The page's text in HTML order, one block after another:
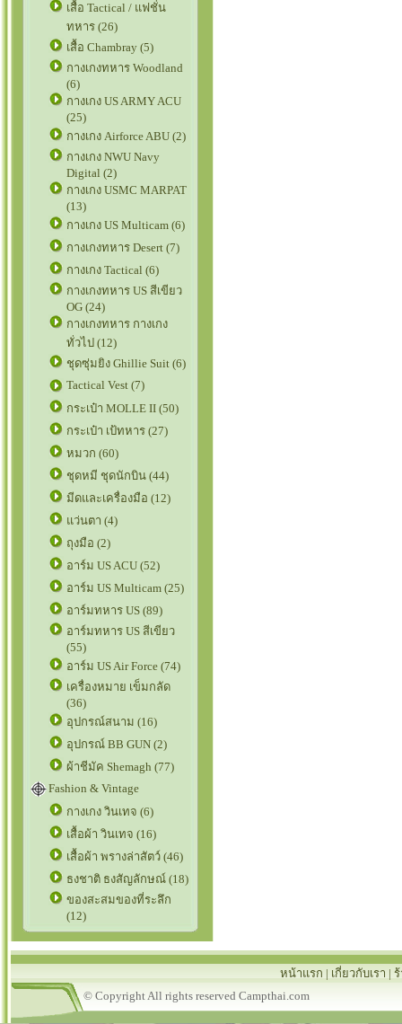
เสื้อ Tactical / แฟชั่น
ทหาร (26)
เสื้อ Chambray (5)
กางเกงทหาร Woodland
(6)
กางเกง US ARMY ACU
(25)
กางเกง Airforce ABU (2)
กางเกง NWU Navy
Digital (2)
กางเกง USMC MARPAT
(13)
กางเกง US Multicam (6)
กางเกงทหาร Desert (7)
กางเกง Tactical (6)
กางเกงทหาร US สีเขียว
OG (24)
กางเกงทหาร กางเกง
ทั่วไป (12)
ชุดซุ่มยิง Ghillie Suit (6)
Tactical Vest (7)
กระเป๋า MOLLE II (50)
กระเป๋า เป้ทหาร (27)
หมวก (60)
ชุดหมี ชุดนักบิน (44)
มีดและเครื่องมือ (12)
แว่นตา (4)
ถุงมือ (2)
อาร์ม US ACU (52)
อาร์ม US Multicam (25)
อาร์มทหาร US (89)
อาร์มทหาร US สีเขียว
(55)
อาร์ม US Air Force (74)
เครื่องหมาย เข็มกลัด
(36)
อุปกรณ์สนาม (16)
อุปกรณ์ BB GUN (2)
ผ้าชีมัค Shemagh (77)
Fashion & Vintage
กางเกง วินเทจ (6)
เสื้อผ้า วินเทจ (16)
เสื้อผ้า พรางล่าสัตว์ (46)
ธงชาติ ธงสัญลักษณ์ (18)
ของสะสมของที่ระลึก
(12)
หน้าแรก | เกี่ยวกับเรา |
© Copyright All rights reserved Campthai.com